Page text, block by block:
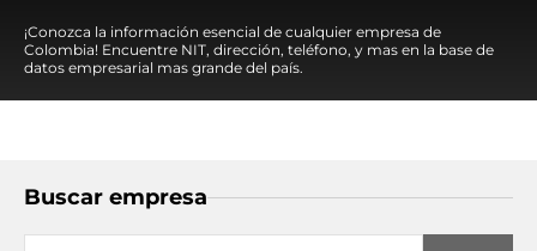
¡Conozca la información esencial de cualquier empresa de
Colombia! Encuentre NIT, dirección, teléfono, y mas en la base de
datos empresarial mas grande del país.
Buscar empresa